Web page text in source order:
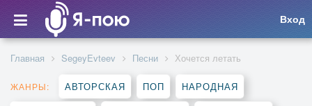
Вход
Главная SegeyEvteev Песни Хочется летать
ЖАНРЫ: АВТОРСКАЯ ПОП НАРОДНАЯ